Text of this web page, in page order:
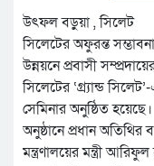
উৎফল বড়ুয়া , সিলেট
সিলেটের অফুরন্ত
উন্নয়নে প্রবাসী
সিলেটের ‘গ্র্যান্ড
সেমিনার অনুষ্ঠিত হয়েছে।
অনুষ্ঠানে প্রধান অতিথির
মন্ত্রণালয়ের মন্ত্রী